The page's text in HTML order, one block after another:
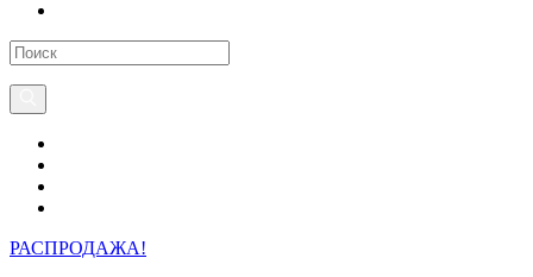
РАСПРОДАЖА!